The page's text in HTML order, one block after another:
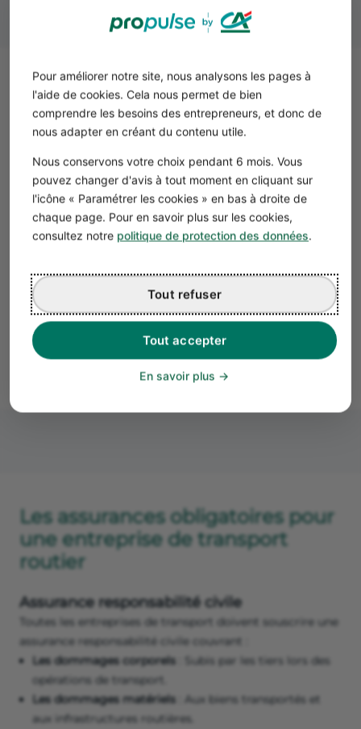
Pour améliorer notre site, nous analysons les pages à
l'aide de cookies. Cela nous permet de bien
comprendre les besoins des entrepreneurs, et donc de
nous adapter en créant du contenu utile.
Nous conservons votre choix pendant 6 mois. Vous
pouvez changer d'avis à tout moment en cliquant sur
l'icône « Paramétrer les cookies » en bas à droite de
chaque page. Pour en savoir plus sur les cookies,
consultez notre politique de protection des données.
Tout accepter
Tout refuser
En savoir plus
Avoir la licence DREAL pour une
entreprise de transport routier
Pour exercer des activités de transport routier, les
entreprises doivent obtenir une licence de transport
communautaire délivrée par la Direction Régionale de
l’Environnement, de l'Aménagement et du Logement
(DREAL). La procédure inclut :
Demande de licence: Soumise avec des preuves de
professionnelle.
Inspection
: Les véhicules doivent passer des
inspections pour vérifier leur conformité aux normes
techniques.
Durée de validité
: La licence est valide pour une durée
Les assurances obligatoires pour
une entreprise de transport
routier
Assurance responsabilité civile
Toutes les entreprises de transport doivent souscrire une
assurance responsabilité civile couvrant :
Les dommages corporels : Subis par les tiers lors des
opérations de transport.
Les dommages matériels : Aux biens transportés et
aux infrastructures routières.